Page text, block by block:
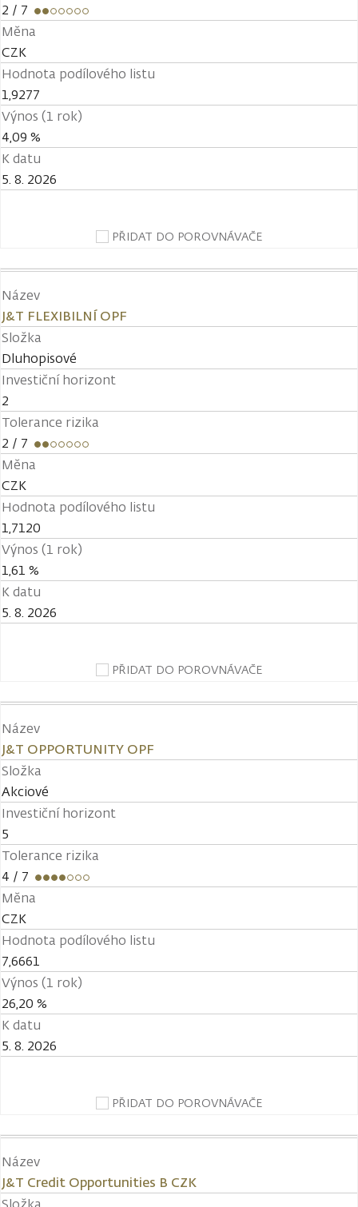
2 / 7
Měna
CZK
Hodnota podílového listu
1,9277
Výnos (1 rok)
4,09 %
K datu
5. 8. 2026
PŘIDAT DO POROVNÁVAČE
Název
J&T FLEXIBILNÍ OPF
Složka
Dluhopisové
Investiční horizont
2
Tolerance rizika
2 / 7
Měna
CZK
Hodnota podílového listu
1,7120
Výnos (1 rok)
1,61 %
K datu
5. 8. 2026
PŘIDAT DO POROVNÁVAČE
Název
J&T OPPORTUNITY OPF
Složka
Akciové
Investiční horizont
5
Tolerance rizika
4 / 7
Měna
CZK
Hodnota podílového listu
7,6661
Výnos (1 rok)
26,20 %
K datu
5. 8. 2026
PŘIDAT DO POROVNÁVAČE
Název
J&T Credit Opportunities B CZK